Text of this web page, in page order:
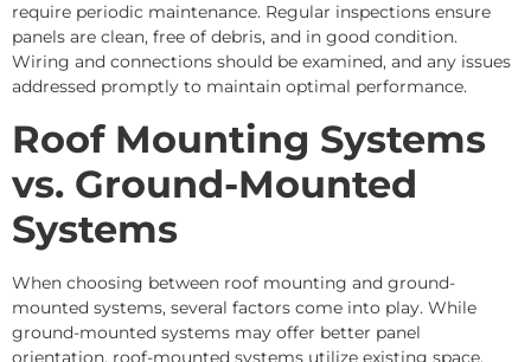
require periodic maintenance. Regular inspections ensure
panels are clean, free of debris, and in good condition.
Wiring and connections should be examined, and any issues
addressed promptly to maintain optimal performance.
Roof Mounting Systems
vs. Ground-Mounted
Systems
When choosing between roof mounting and ground-
mounted systems, several factors come into play. While
ground-mounted systems may offer better panel
orientation, roof-mounted systems utilize existing space,